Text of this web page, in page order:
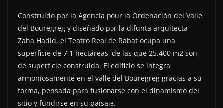
Construido por la Agencia pour la Ordenación del Valle
del Bouregreg y diseñado por la difunta arquitecta
Zaha Hadid, el Teatro Real de Rabat ocupa una
superficie de 7,1 hectáreas, de las que 25.400 m2 son
de superficie construida. El edificio se integra
armoniosamente en el valle del Bouregreg gracias a su
forma, pensada para fusionarse con el dinamismo del
sitio y fundirse en su paisaje.